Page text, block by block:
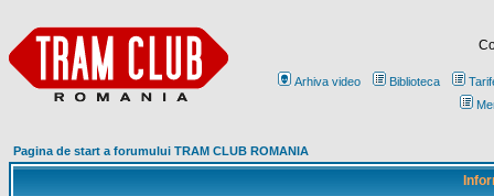
Arhiva video Biblioteca
Pagina de start a forumului TRAM CLUB ROMANIA